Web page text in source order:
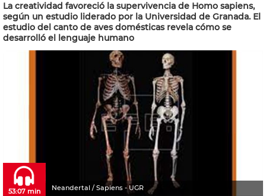
La creatividad favoreció la supervivencia de Homo sapiens,
según un estudio liderado por la Universidad de Granada. El
estudio del canto de aves domésticas revela cómo se
desarrolló el lenguaje humano
Neandertal / Sapiens - UGR
53:07 min